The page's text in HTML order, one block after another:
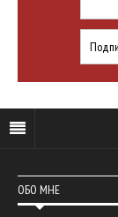
ОБО МНЕ